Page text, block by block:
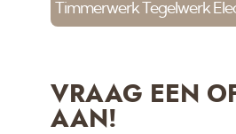
Timmerwerk Tegelwerk
VRAAG EEN
AAN!